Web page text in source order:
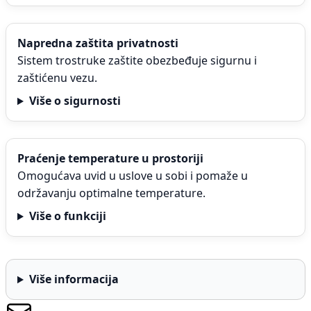
Napredna zaštita privatnosti
Sistem trostruke zaštite obezbeđuje sigurnu i
zaštićenu vezu.
Više o sigurnosti
Praćenje temperature u prostoriji
Omogućava uvid u uslove u sobi i pomaže u
održavanju optimalne temperature.
Više o funkciji
Više informacija